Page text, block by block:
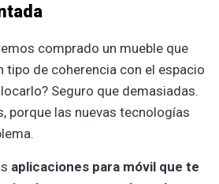
comprado un mueble que
tipo de coherencia con el espacio
Seguro que demasiadas.
porque las nuevas tecnologías
aplicaciones para móvil que te